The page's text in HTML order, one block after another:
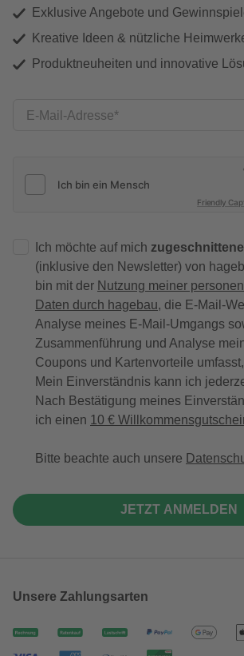
Exklusive Angebote und
Kreative Ideen & nützliche
Produktneuheiten und innovative
E-Mail-Adresse
Friendly
Ich möchte auf mich
(inklusive den Newsletter) von
bin mit der Nutzung meiner
Daten durch hagebau, die E-Mail-
Analyse meines E-Mail-Umgangs
Zusammenführung und Analyse
Coupons und Kartenvorteile
Mein Einverständnis kann ich
Nach Bestätigung meines
ich einen 10 €
Bitte beachte auch unsere
JETZT ANMELDEN
Unsere Zahlungsarten